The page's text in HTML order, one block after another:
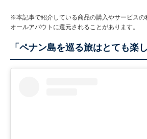
※本記事で紹介している商品の購入やサービスの
オールアバウトに還元されることがあります。
「ペナン島を巡る旅はとても楽